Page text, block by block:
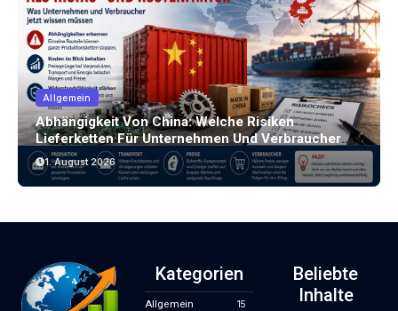
Allgemein
Abhängigkeit Von China: Welche Risiken
Lieferketten Für Unternehmen Und Verbraucher
Bergen
1. August 2026
Kategorien
Allgemein 15
Beliebte
Inhalte